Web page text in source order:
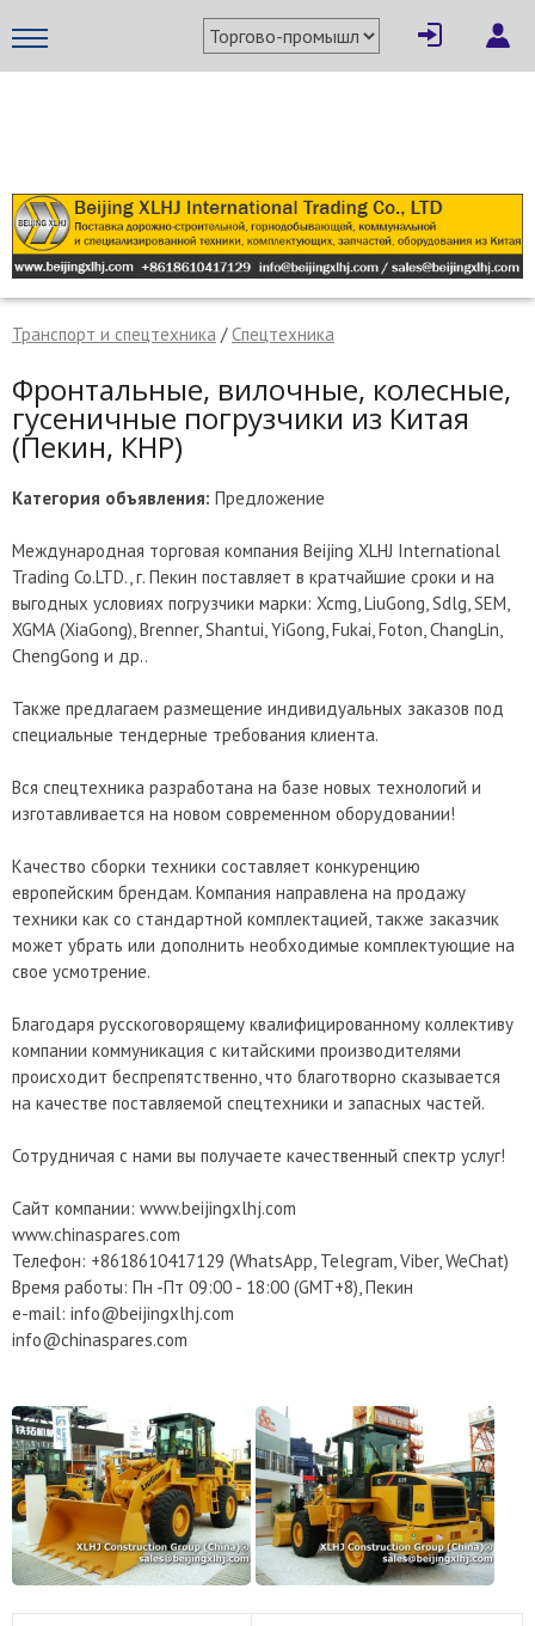
Транспорт и спецтехника /Спецтехника
Фронтальные, вилочные, колесные,
гусеничные погрузчики из Китая
(Пекин, КНР)
Категория объявления: Предложение
Международная торговая компания Beijing XLHJ International
Trading Co.LTD., г. Пекин поставляет в кратчайшие сроки и на
выгодных условиях погрузчики марки: Xcmg, LiuGong, Sdlg, SEM,
XGMA (XiaGong), Brenner, Shantui, YiGong, Fukai, Foton, ChangLin,
ChengGong и др..
Также предлагаем размещение индивидуальных заказов под
специальные тендерные требования клиента.
Вся спецтехника разработана на базе новых технологий и
изготавливается на новом современном оборудовании!
Качество сборки техники составляет конкуренцию
европейским брендам. Компания направлена на продажу
техники как со стандартной комплектацией, также заказчик
может убрать или дополнить необходимые комплектующие на
свое усмотрение.
Благодаря русскоговорящему квалифицированному коллективу
компании коммуникация с китайскими производителями
происходит беспрепятственно, что благотворно сказывается
на качестве поставляемой спецтехники и запасных частей.
Сотрудничая с нами вы получаете качественный спектр услуг!
Сайт компании: www.beijingxlhj.com
www.chinaspares.com
Телефон: +8618610417129 (WhatsApp, Telegram, Viber, WeChat)
Время работы: Пн -Пт 09:00 - 18:00 (GMT+8), Пекин
e-mail: info@beijingxlhj.com
info@chinaspares.com
× Написать поставщику
Отмена